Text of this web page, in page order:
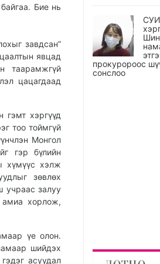
Бие нь
завдсан”
явцад
таарамжгүй
цацагдаад
хэргүүд
тоо тоймгүй
Монгол
гэр бүлийн
хүмүүс хэлж
зөвлөх
учраас залуу
амиа хорлож,
үе олон.
шийдэх
асуудал
прокуророос
сонслоо